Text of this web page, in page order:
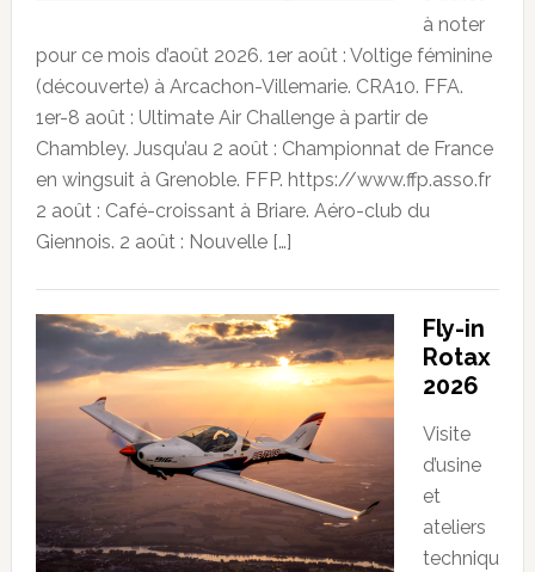
à noter
pour ce mois d’août 2026. 1er août : Voltige féminine
(découverte) à Arcachon-Villemarie. CRA10. FFA.
1er-8 août : Ultimate Air Challenge à partir de
Chambley. Jusqu’au 2 août : Championnat de France
en wingsuit à Grenoble. FFP. https://www.ffp.asso.fr
2 août : Café-croissant à Briare. Aéro-club du
Giennois. 2 août : Nouvelle […]
Fly-in
Rotax
2026
Visite
d’usine
et
ateliers
techniqu